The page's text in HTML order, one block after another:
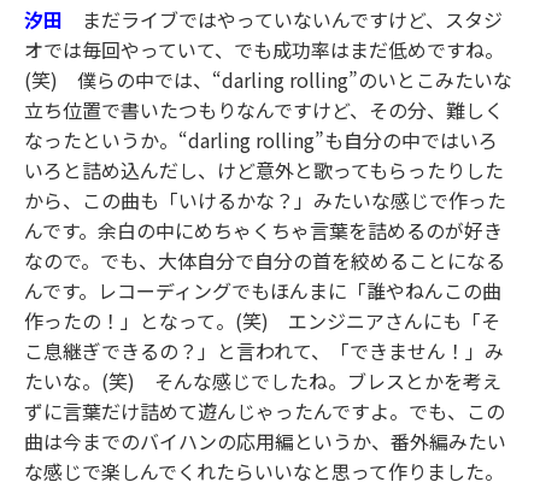
汐田 まだライブではやっていないんですけど、スタジ
オでは毎回やっていて、でも成功率はまだ低めですね。
(笑) 僕らの中では、“darling rolling”のいとこみたいな
立ち位置で書いたつもりなんですけど、その分、難しく
なったというか。“darling rolling”も自分の中ではいろ
いろと詰め込んだし、けど意外と歌ってもらったりした
から、この曲も「いけるかな？」みたいな感じで作った
んです。余白の中にめちゃくちゃ言葉を詰めるのが好き
なので。でも、大体自分で自分の首を絞めることになる
んです。レコーディングでもほんまに「誰やねんこの曲
作ったの！」となって。(笑) エンジニアさんにも「そ
こ息継ぎできるの？」と言われて、「できません！」み
たいな。(笑) そんな感じでしたね。ブレスとかを考え
ずに言葉だけ詰めて遊んじゃったんですよ。でも、この
曲は今までのバイハンの応用編というか、番外編みたい
な感じで楽しんでくれたらいいなと思って作りました。